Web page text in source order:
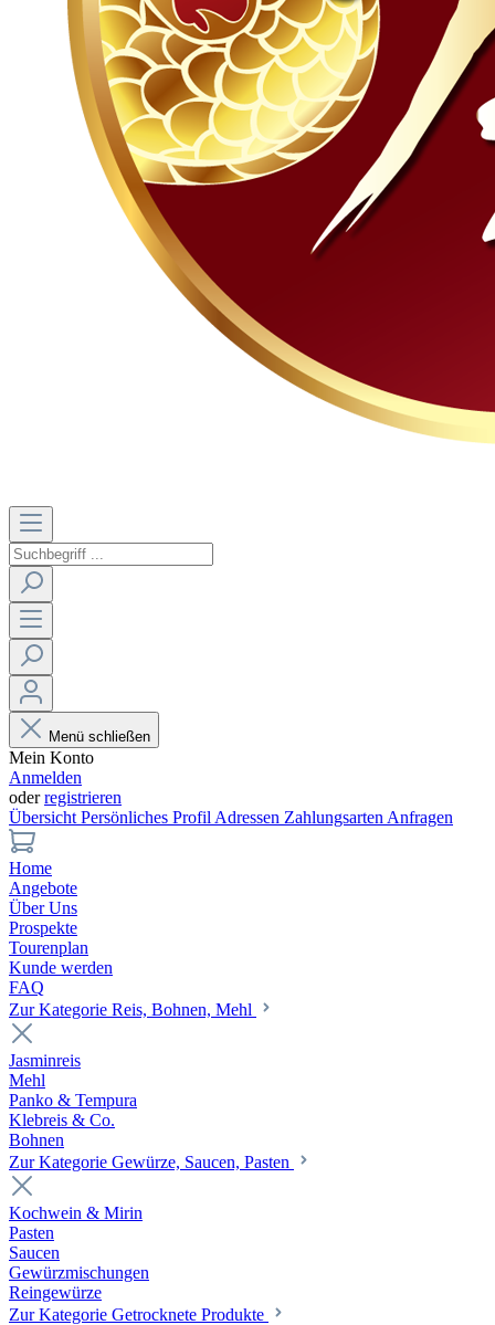
Menü schließen
Mein Konto
Anmelden
oderregistrieren
Übersicht Persönliches Profil Adressen Zahlungsarten Anfragen
Home
Angebote
Über Uns
Prospekte
Tourenplan
Kunde werden
FAQ
Zur Kategorie Reis, Bohnen, Mehl
Jasminreis
Mehl
Panko & Tempura
Klebreis & Co.
Bohnen
Zur Kategorie Gewürze, Saucen, Pasten
Kochwein & Mirin
Pasten
Saucen
Gewürzmischungen
Reingewürze
Zur Kategorie Getrocknete Produkte